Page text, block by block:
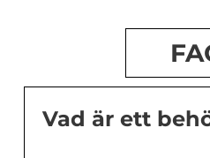
Vad är ett